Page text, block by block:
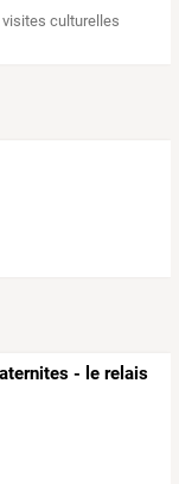
visites culturelles
- le relais